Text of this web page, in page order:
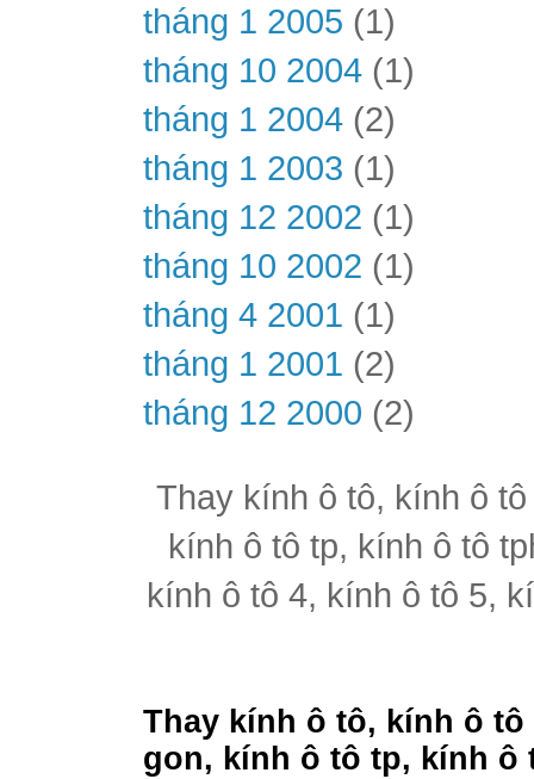
tháng 1 2005 (1)
tháng 10 2004 (1)
tháng 1 2004 (2)
tháng 1 2003 (1)
tháng 12 2002 (1)
tháng 10 2002 (1)
tháng 4 2001 (1)
tháng 1 2001 (2)
tháng 12 2000 (2)
Thay kính ô tô, kính ô
kính ô tô tp, kính ô tô
kính ô tô 4, kính ô tô 5,
Thay kính ô tô, kính ô
gon, kính ô tô tp, kính ô